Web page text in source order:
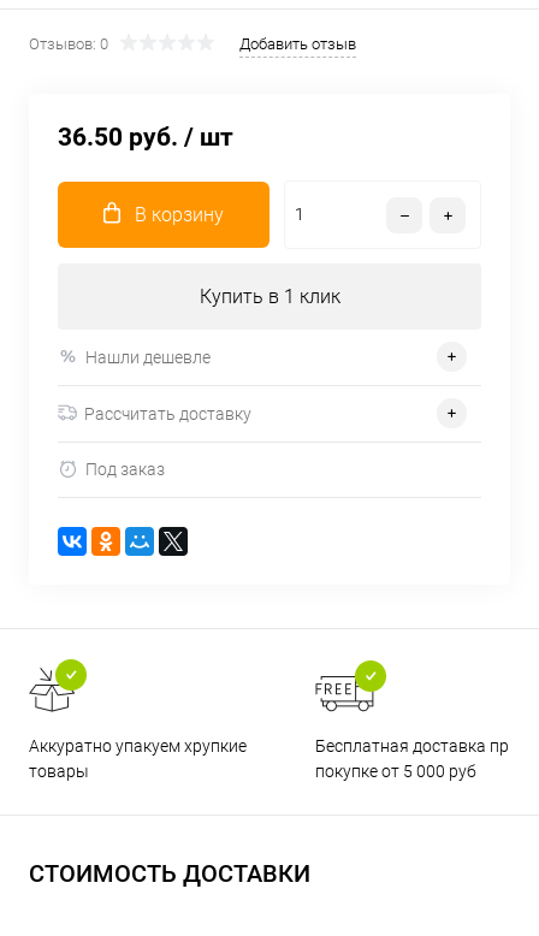
Отзывов: 0 Добавить отзыв
36.50 руб. / шт
В корзину
Купить в 1 клик
Нашли дешевле
Рассчитать доставку
Под заказ
Аккуратно упакуем хрупкие
товары
Бесплатная доставка при
покупке от 5 000 руб
СТОИМОСТЬ ДОСТАВКИ